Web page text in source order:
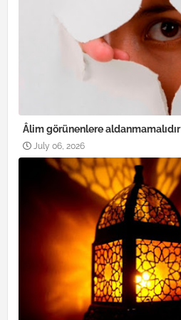
Âlim görünenlere aldanmamalıdır
July 06, 2026